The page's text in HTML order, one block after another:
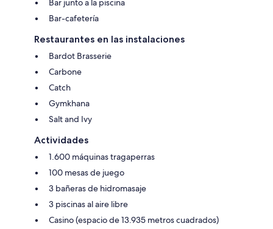
Bar junto a la piscina
Bar-cafetería
Restaurantes en las instalaciones
Bardot Brasserie
Carbone
Catch
Gymkhana
Salt and Ivy
Actividades
1.600 máquinas tragaperras
100 mesas de juego
3 bañeras de hidromasaje
3 piscinas al aire libre
Casino (espacio de 13.935 metros cuadrados)